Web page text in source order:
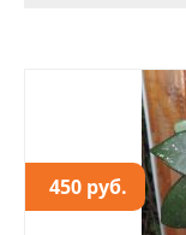
450 руб.